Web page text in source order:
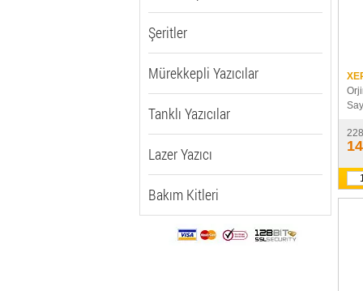
Şeritler
Mürekkepli Yazıcılar
Tanklı Yazıcılar
Lazer Yazıcı
Bakım Kitleri